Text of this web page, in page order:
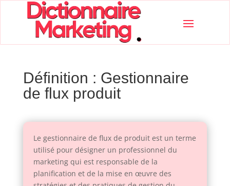
Définition : Gestionnaire
de flux produit
Le gestionnaire de flux de produit est un terme
utilisé pour désigner un professionnel du
marketing qui est responsable de la
planification et de la mise en œuvre des